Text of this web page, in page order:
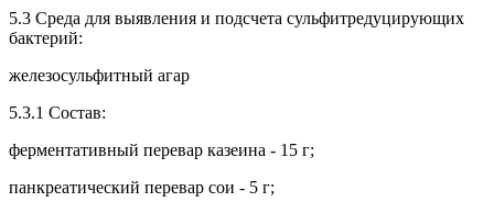
5.3 Среда для выявления и подсчета сульфитредуцирующих
бактерий:
железосульфитный агар
5.3.1 Состав:
ферментативный перевар казеина - 15 г;
панкреатический перевар сои - 5 г;